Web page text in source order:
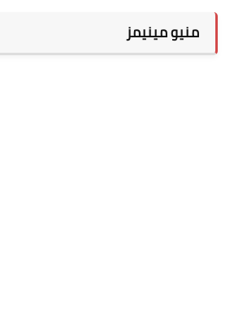
منيو مينيمز